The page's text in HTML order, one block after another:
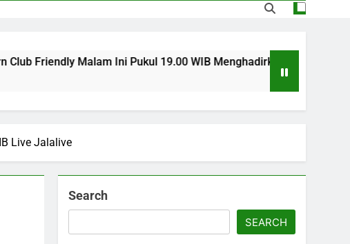
Ini Pukul 19.00 WIB Menghadirkan Berita Terbaru Duel
Live Jalalive
Search
SEARCH